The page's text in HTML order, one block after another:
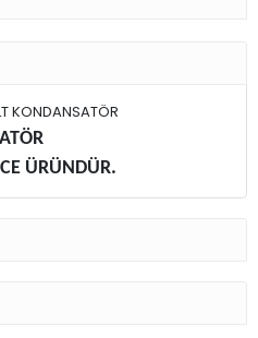
KONDANSATÖR
ÜRÜNDÜR.